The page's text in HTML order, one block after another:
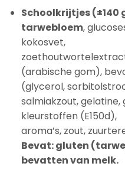
Schoolkrijtjes (±140
tarwebloem,
kokosvet,
(arabische gom),
(glycerol,
salmiakzout,
kleurstoffen (E150d),
aroma’s, zout,
Bevat: gluten
bevatten van melk.